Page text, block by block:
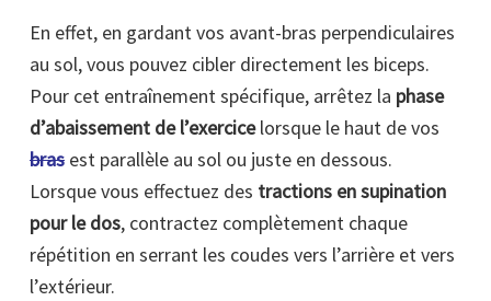
En effet, en gardant vos avant-bras perpendiculaires
au sol, vous pouvez cibler directement les biceps.
Pour cet entraînement spécifique, arrêtez la phase
d’abaissement de l’exercicelorsque le haut de vos
bras est parallèle au sol ou juste en dessous.
Lorsque vous effectuez des tractions en supination
pour le dos, contractez complètement chaque
répétition en serrant les coudes vers l’arrière et vers
l’extérieur.